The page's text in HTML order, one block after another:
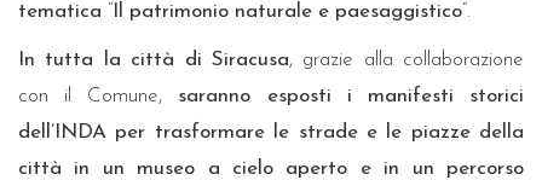
tematica “ Il patrimonio naturale e paesaggistico”.
In tutta la città di Siracusa, grazie alla collaborazione
con il Comune, saranno esposti i manifesti storici
dell’INDA per trasformare le strade e le piazze della
città in un museo a cielo aperto
e in un percorso